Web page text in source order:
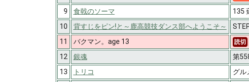
9
食戟のソーマ
135
10
背すじをピン!と～鹿高競技ダンス部へようこそ～
11
バクマン。age 13 読切
12 銀魂
第
13
トリコ
グル